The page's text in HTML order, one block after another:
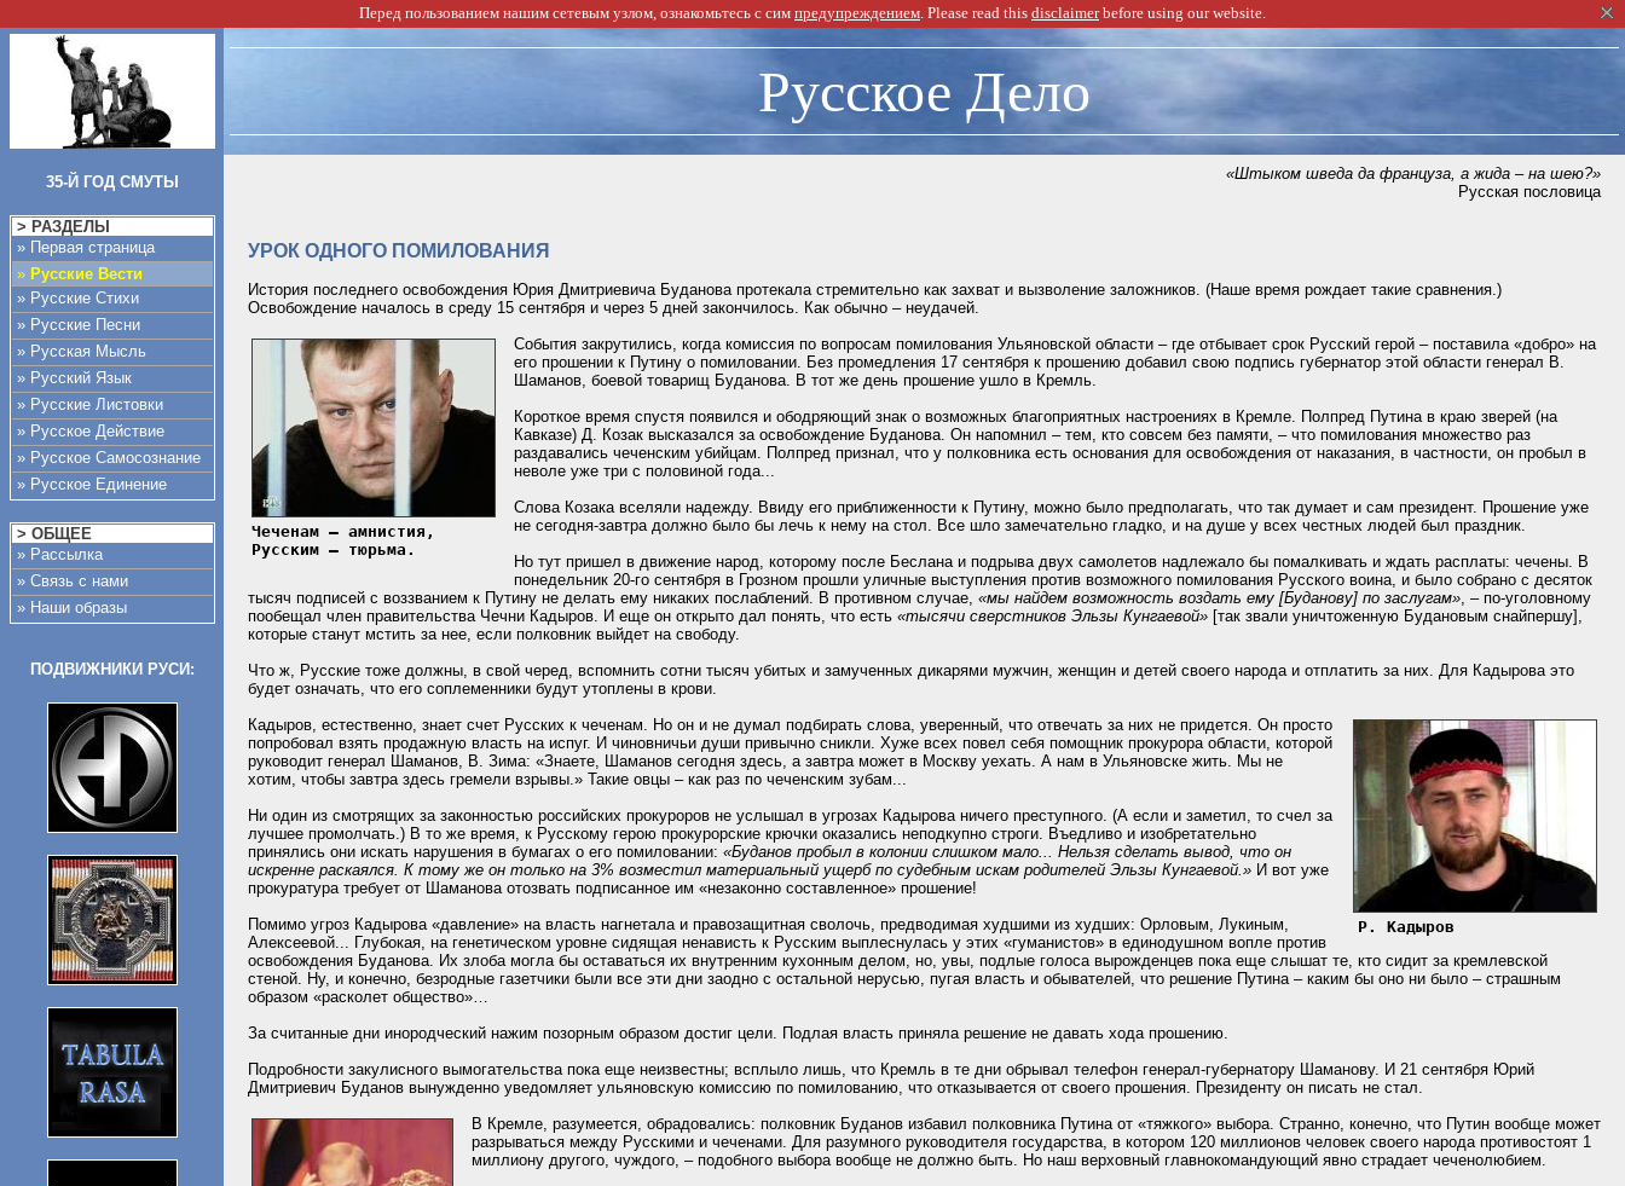
Перед пользованием нашим сетевым узлом, ознакомьтесь с сим предупреждением. Please read this disclaimerbefore using our website.
35-Й ГОД СМУТЫ
> РАЗДЕЛЫ
» Первая страница
» Русские Вести
» Русские Стихи
» Русские Песни
» Русская Мысль
» Русский Язык
» Русские Листовки
» Русское Действие
» Русское Самосознание
» Русское Единение
> ОБЩЕЕ
» Рассылка
» Связь с нами
» Наши образы
ПОДВИЖНИКИ РУСИ:
Русское Дело
«Штыком шведа да француза, а жида – на шею?»
Русская пословица
УРОК ОДНОГО ПОМИЛОВАНИЯ
История последнего освобождения Юрия Дмитриевича Буданова протекала стремительно как захват и вызволение заложников. (Наше время рождает такие сравнения.)
Освобождение началось в среду 15 сентября и через 5 дней закончилось. Как обычно – неудачей.
Чеченам – амнистия,
Русским – тюрьма.
События закрутились, когда комиссия по вопросам помилования Ульяновской области – где отбывает срок Русский герой – поставила «добро» на
его прошении к Путину о помиловании. Без промедления 17 сентября к прошению добавил свою подпись губернатор этой области генерал В.
Шаманов, боевой товарищ Буданова. В тот же день прошение ушло в Кремль.
Короткое время спустя появился и ободряющий знак о возможных благоприятных настроениях в Кремле. Полпред Путина в краю зверей (на
Кавказе) Д. Козак высказался за освобождение Буданова. Он напомнил – тем, кто совсем без памяти, – что помилования множество раз
раздавались чеченским убийцам. Полпред признал, что у полковника есть основания для освобождения от наказания, в частности, он пробыл в
неволе уже три с половиной года...
Слова Козака вселяли надежду. Ввиду его приближенности к Путину, можно было предполагать, что так думает и сам президент. Прошение уже
не сегодня-завтра должно было бы лечь к нему на стол. Все шло замечательно гладко, и на душе у всех честных людей был праздник.
Но тут пришел в движение народ, которому после Беслана и подрыва двух самолетов надлежало бы помалкивать и ждать расплаты: чечены. В
понедельник 20-го сентября в Грозном прошли уличные выступления против возможного помилования Русского воина, и было собрано с десяток
тысяч подписей с воззванием к Путину не делать ему никаких послаблений. В противном случае, «мы найдем возможность воздать ему [Буданову] по заслугам», – по-уголовному
пообещал член правительства Чечни Кадыров. И еще он открыто дал понять, что есть «тысячи сверстников Эльзы Кунгаевой» [так звали уничтоженную Будановым снайпершу],
которые станут мстить за нее, если полковник выйдет на свободу.
Что ж, Русские тоже должны, в свой черед, вспомнить сотни тысяч убитых и замученных дикарями мужчин, женщин и детей своего народа и отплатить за них. Для Кадырова это
будет означать, что его соплеменники будут утоплены в крови.
Р. Кадыров
Кадыров, естественно, знает счет Русских к чеченам. Но он и не думал подбирать слова, уверенный, что отвечать за них не придется. Он просто
попробовал взять продажную власть на испуг. И чиновничьи души привычно сникли. Хуже всех повел себя помощник прокурора области, которой
руководит генерал Шаманов, В. Зима: «Знаете, Шаманов сегодня здесь, а завтра может в Москву уехать. А нам в Ульяновске жить. Мы не
хотим, чтобы завтра здесь гремели взрывы.» Такие овцы – как раз по чеченским зубам...
Ни один из смотрящих за законностью российских прокуроров не услышал в угрозах Кадырова ничего преступного. (А если и заметил, то счел за
лучшее промолчать.) В то же время, к Русскому герою прокурорские крючки оказались неподкупно строги. Въедливо и изобретательно
принялись они искать нарушения в бумагах о его помиловании: «Буданов пробыл в колонии слишком мало... Нельзя сделать вывод, что он
искренне раскаялся. К тому же он только на 3% возместил материальный ущерб по судебным искам родителей Эльзы Кунгаевой.» И вот уже
прокуратура требует от Шаманова отозвать подписанное им «незаконно составленное» прошение!
Помимо угроз Кадырова «давление» на власть нагнетала и правозащитная сволочь, предводимая худшими из худших: Орловым, Лукиным,
Алексеевой... Глубокая, на генетическом уровне сидящая ненависть к Русским выплеснулась у этих «гуманистов» в единодушном вопле против
освобождения Буданова. Их злоба могла бы оставаться их внутренним кухонным делом, но, увы, подлые голоса вырожденцев пока еще слышат те, кто сидит за кремлевской
стеной. Ну, и конечно, безродные газетчики были все эти дни заодно с остальной нерусью, пугая власть и обывателей, что решение Путина – каким бы оно ни было – страшным
образом «расколет общество»…
За считанные дни инородческий нажим позорным образом достиг цели. Подлая власть приняла решение не давать хода прошению.
Подробности закулисного вымогательства пока еще неизвестны; всплыло лишь, что Кремль в те дни обрывал телефон генерал-губернатору Шаманову. И 21 сентября Юрий
Дмитриевич Буданов вынужденно уведомляет ульяновскую комиссию по помилованию, что отказывается от своего прошения. Президенту он писать не стал.
В Кремле, разумеется, обрадовались: полковник Буданов избавил полковника Путина от «тяжкого» выбора. Странно, конечно, что Путин вообще может
разрываться между Русскими и чеченами. Для разумного руководителя государства, в котором 120 миллионов человек своего народа противостоят 1
миллиону другого, чуждого, – подобного выбора вообще не должно быть. Но наш верховный главнокомандующий явно страдает чеченолюбием.